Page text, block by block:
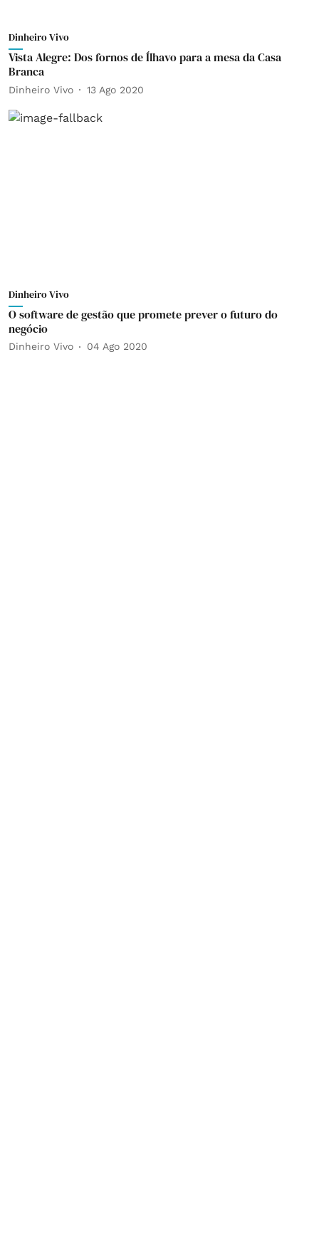
Dinheiro Vivo
Vista Alegre: Dos fornos de Ílhavo para a mesa da Casa
Branca
Dinheiro Vivo 13 Ago 2020
Dinheiro Vivo
O software de gestão que promete prever o futuro do
negócio
Dinheiro Vivo 04 Ago 2020